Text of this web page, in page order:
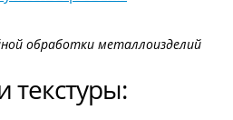
обработки металлоизделий
текстуры: